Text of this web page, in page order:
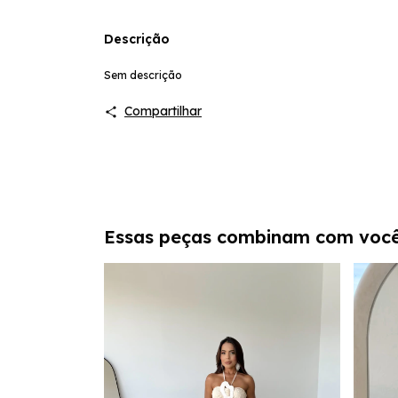
Descrição
Sem descrição
Compartilhar
Essas peças combinam com